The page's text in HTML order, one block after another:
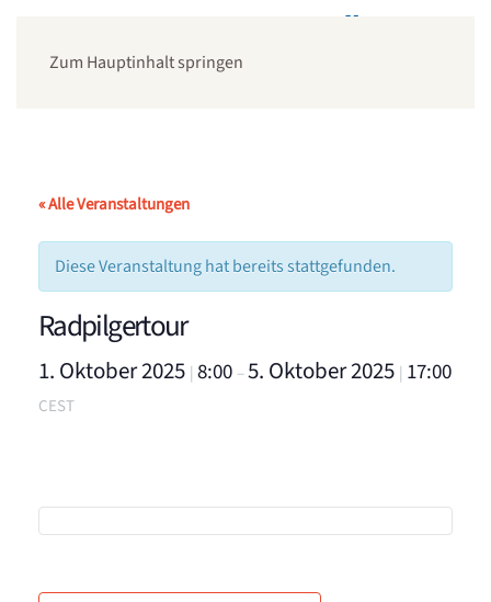
Zum Hauptinhalt springen
« Alle Veranstaltungen
Diese Veranstaltung hat bereits stattgefunden.
Radpilgertour
1. Oktober 2025 | 8:00 –5. Oktober 2025 | 17:00
CEST